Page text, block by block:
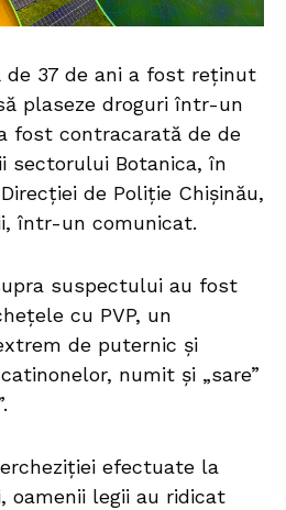
37 de ani a fost reținut
plaseze droguri într-un
fost contracarată de de
sectorului Botanica, în
de Poliție Chișinău,
într-un comunicat.
suspectului au fost
cu PVP, un
de puternic și
numit și „sare”
efectuate la
oamenii legii au ridicat